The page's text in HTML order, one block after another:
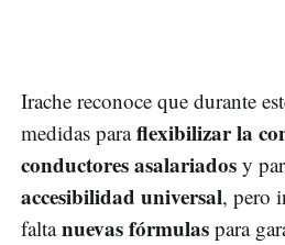
Irache reconoce que durante
medidas paraflexibilizar la
conductores asalariados y
accesibilidad universal, pero
faltanuevas fórmulas para